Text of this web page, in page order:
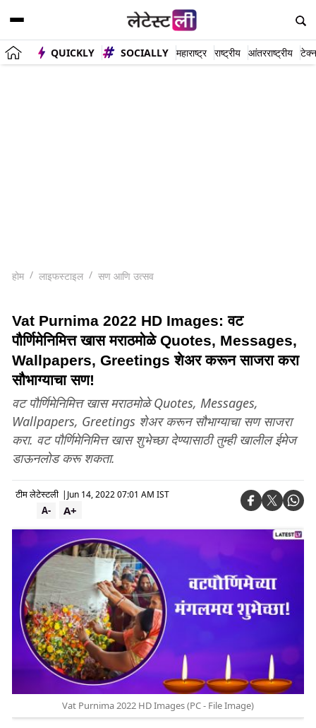
QUICKLY SOCIALLY महाराष्ट्र राष्ट्रीय आंतरराष्ट्रीय
होम लाइफस्टाइल सण आणि उत्सव
Vat Purnima 2022 HD Images: वट
पौर्णिमेनिमित्त खास मराठमोळे Quotes, Messages,
Wallpapers, Greetings शेअर करून साजरा करा
सौभाग्याचा सण!
वट पौर्णिमेनिमित्त खास मराठमोळे Quotes, Messages,
Wallpapers, Greetings शेअर करून सौभाग्याचा सण साजरा
करा. वट पौर्णिमेनिमित्त खास शुभेच्छा देण्यासाठी तुम्ही खालील ईमेज
डाऊनलोड करू शकता.
टीम लेटेस्टली | Jun 14, 2022 07:01 AM IST
A+
A-
Vat Purnima 2022 HD Images (PC - File Image)